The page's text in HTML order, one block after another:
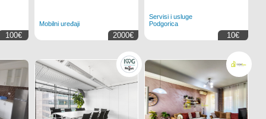
100€
Mobilni uređaji
2000€
Servisi i usluge
Podgorica
10€